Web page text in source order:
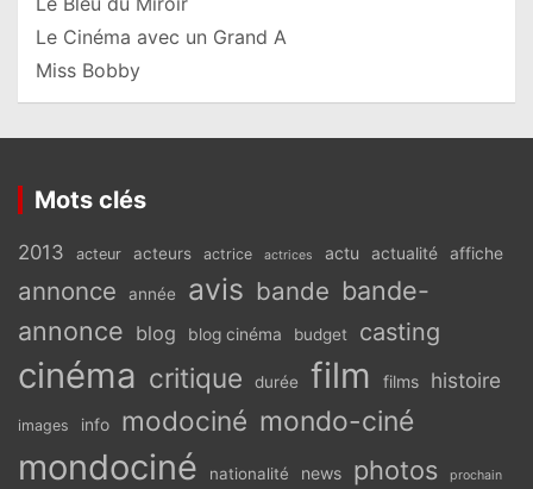
Le Cinéma avec un Grand A
Miss Bobby
Mots clés
2013 acteur acteurs actrice actrices actu actualité affiche
annonce année avis bande bande-
annonce blog blog cinéma budget casting
cinéma critique durée film films histoire
images info modociné mondo-ciné
mondociné nationalité news photos prochain